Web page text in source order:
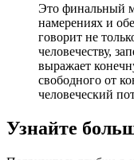
Это финальный
намерениях и
говорит не
человечеству,
выражает
свободного от
человеческий
Узнайте